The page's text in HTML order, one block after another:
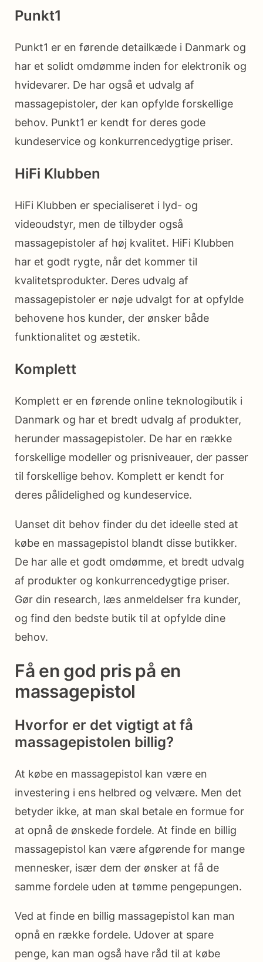
Punkt1
Punkt1 er en førende detailkæde i Danmark og
har et solidt omdømme inden for elektronik og
hvidevarer. De har også et udvalg af
massagepistoler, der kan opfylde forskellige
behov. Punkt1 er kendt for deres gode
kundeservice og konkurrencedygtige priser.
HiFi Klubben
HiFi Klubben er specialiseret i lyd- og
videoudstyr, men de tilbyder også
massagepistoler af høj kvalitet. HiFi Klubben
har et godt rygte, når det kommer til
kvalitetsprodukter. Deres udvalg af
massagepistoler er nøje udvalgt for at opfylde
behovene hos kunder, der ønsker både
funktionalitet og æstetik.
Komplett
Komplett er en førende online teknologibutik i
Danmark og har et bredt udvalg af produkter,
herunder massagepistoler. De har en række
forskellige modeller og prisniveauer, der passer
til forskellige behov. Komplett er kendt for
deres pålidelighed og kundeservice.
Uanset dit behov finder du det ideelle sted at
købe en massagepistol blandt disse butikker.
De har alle et godt omdømme, et bredt udvalg
af produkter og konkurrencedygtige priser.
Gør din research, læs anmeldelser fra kunder,
og find den bedste butik til at opfylde dine
behov.
Få en god pris på en
massagepistol
Hvorfor er det vigtigt at få
massagepistolen billig?
At købe en massagepistol kan være en
investering i ens helbred og velvære. Men det
betyder ikke, at man skal betale en formue for
at opnå de ønskede fordele. At finde en billig
massagepistol kan være afgørende for mange
mennesker, især dem der ønsker at få de
samme fordele uden at tømme pengepungen.
Ved at finde en billig massagepistol kan man
opnå en række fordele. Udover at spare
penge, kan man også have råd til at købe